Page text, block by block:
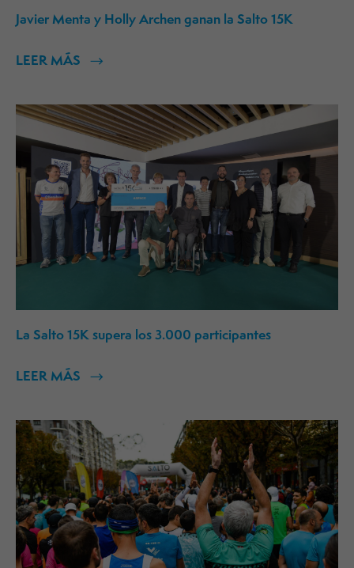
Javier Menta y Holly Archen ganan la Salto 15K
LEER MÁS
La Salto 15K supera los 3.000 participantes
LEER MÁS